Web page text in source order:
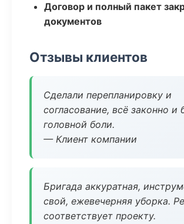
Договор и полный пакет
документов
Отзывы клиентов
Сделали перепланировку и
согласование, всё законно и
головной боли.
— Клиент компании
Бригада аккуратная,
свой, ежевечерняя уборка.
соответствует проекту.